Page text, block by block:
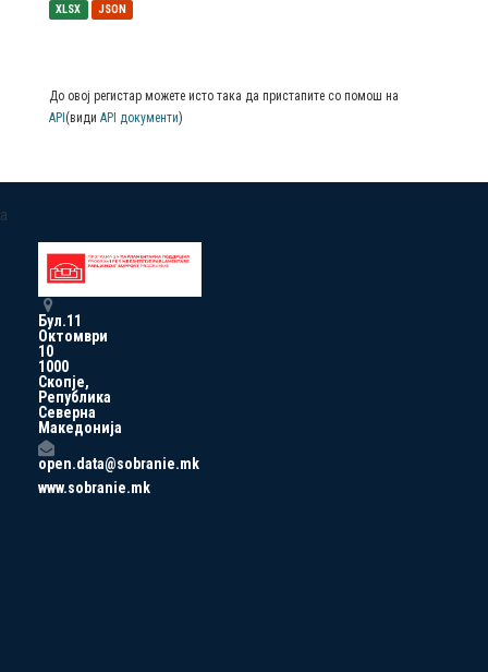
XLSX JSON
До овој регистар можете исто така да пристапите со помош на
API (види API документи)
a
Бул.11
Октомври
10
1000
Скопје,
Република
Северна
Македонија
open.data@sobranie.mk
www.sobranie.mk